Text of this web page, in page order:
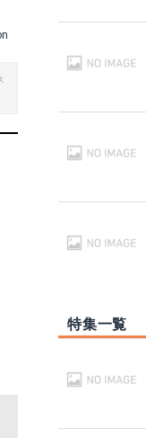
特集一覧